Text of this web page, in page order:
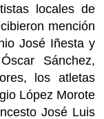
locales de
mención
José Iñesta y
Sánchez,
los atletas
López Morote
José Luis